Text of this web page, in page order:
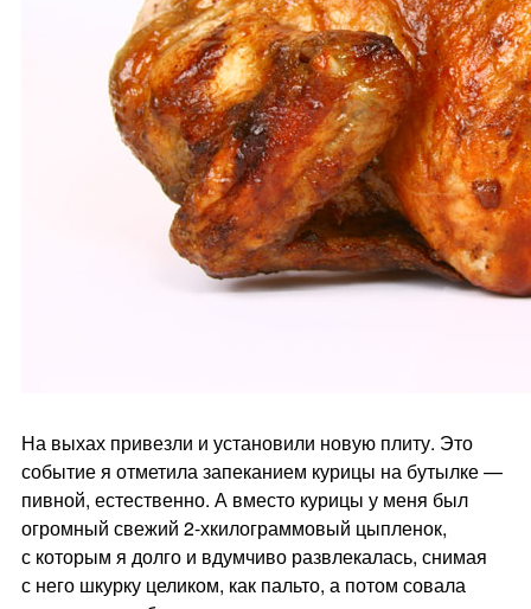
На выхах привезли и установили новую плиту. Это
событие я отметила запеканием курицы на бутылке —
пивной, естественно. А вместо курицы у меня был
огромный свежий 2-хкилограммовый цыпленок,
с которым я долго и вдумчиво развлекалась, снимая
с него шкурку целиком, как пальто, а потом совала